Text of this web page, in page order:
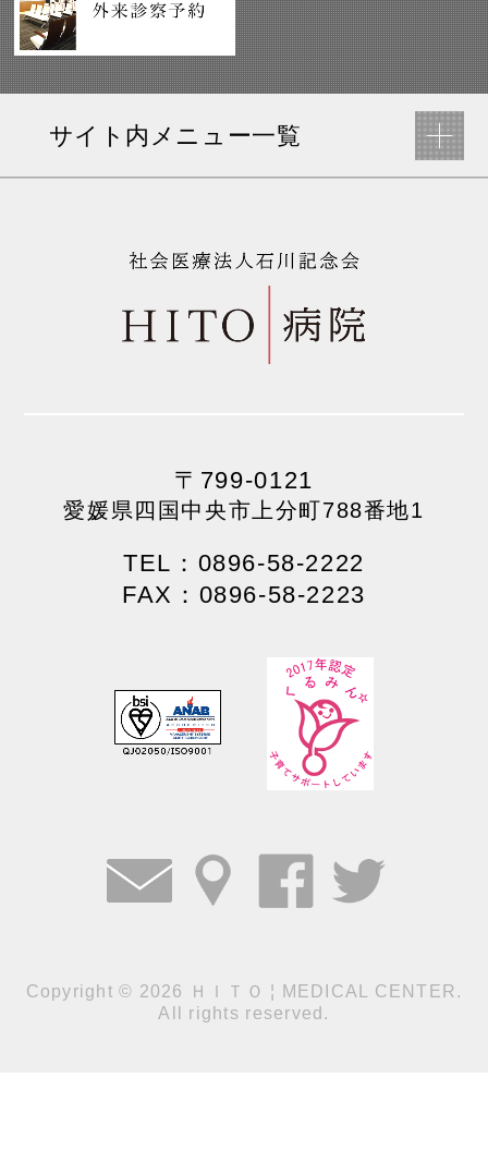
サイト内メニュー一覧
〒799-0121
愛媛県四国中央市上分町788番地1
TEL：0896-58-2222
FAX：0896-58-2223
Copyright© 2026 ＨＩＴＯ ¦ MEDICAL CENTER.
All rights reserved.